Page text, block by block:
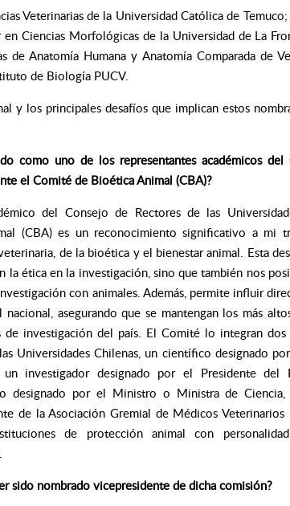
Veterinarias de la Universidad Católica de
Ciencias Morfológicas de la Universidad de La
de Anatomía Humana y Anatomía Comparada de
de Biología PUCV.
y los principales desafíos que implican estos
como uno de los representantes académicos del
el Comité de Bioética Animal (CBA)?
del Consejo de Rectores de las
(CBA) es un reconocimiento significativo a mi
de la bioética y el bienestar animal. Esta
la ética en la investigación, sino que también nos
con animales. Además, permite influir
asegurando que se mantengan los más
investigación del país. El Comité lo integran dos
Universidades Chilenas, un científico designado
investigador designado por el Presidente del
designado por el Ministro o Ministra de Ciencia,
de la Asociación Gremial de Médicos Veterinarios
de protección animal con
sido nombrado vicepresidente de dicha comisión?